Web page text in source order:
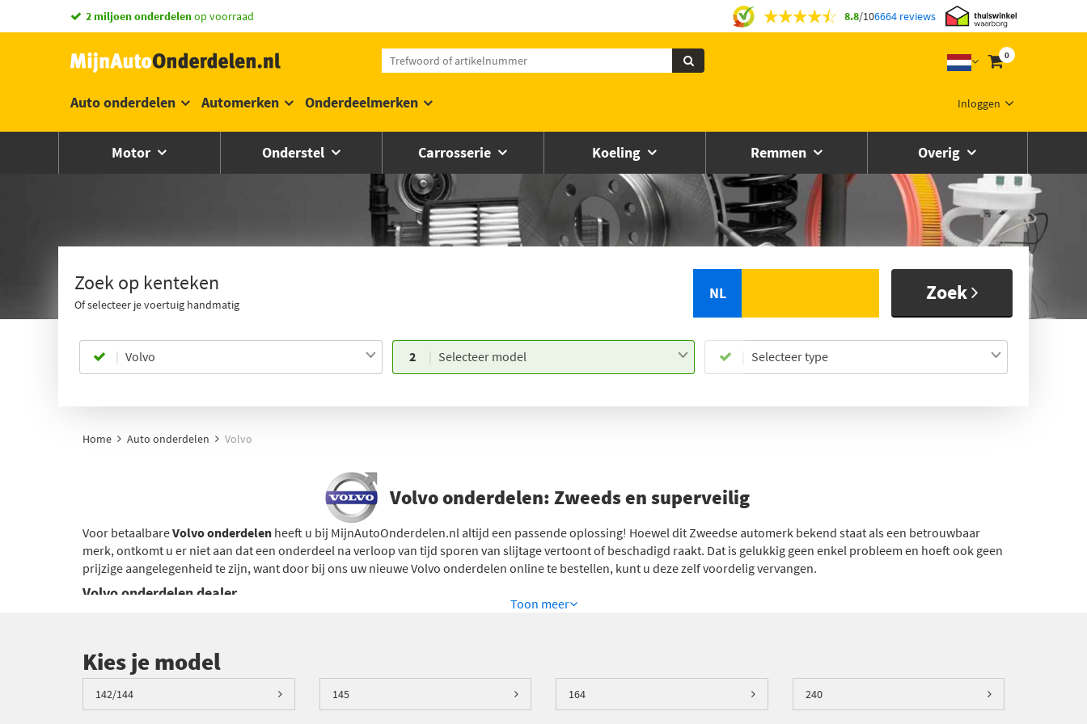
2 miljoen onderdelenop voorraad 8.8/106664 reviews
0
Inloggen
Auto onderdelen Automerken Onderdeelmerken
Motor Onderstel Carrosserie Koeling Remmen Overig
Zoek op kenteken
Of selecteer je voertuig handmatig
NL Zoek
Volvo 2 Selecteer model Selecteer type
Home Auto onderdelen Volvo
Volvo onderdelen: Zweeds en superveilig
Voor betaalbareVolvo onderdelen heeft u bij MijnAutoOnderdelen.nl altijd een passende oplossing! Hoewel dit Zweedse automerk bekend staat als een betrouwbaar
merk, ontkomt u er niet aan dat een onderdeel na verloop van tijd sporen van slijtage vertoont of beschadigd raakt. Dat is gelukkig geen enkel probleem en hoeft ook geen
prijzige aangelegenheid te zijn, want door bij ons uw nieuwe Volvo onderdelen online te bestellen, kunt u deze zelf voordelig vervangen.
Volvo onderdelen dealer
prijzen! Wanneer deze voorradig zijn, heeft u ze bovendien de volgende werkdag al in huis en hoeft u niet meer speciaal de deur uit voor een bezoek aan een Volvo
onderdelen dealer.
Volvo onderdelen catalogus
Toon meer
Kies je model
142/144 145 164 240